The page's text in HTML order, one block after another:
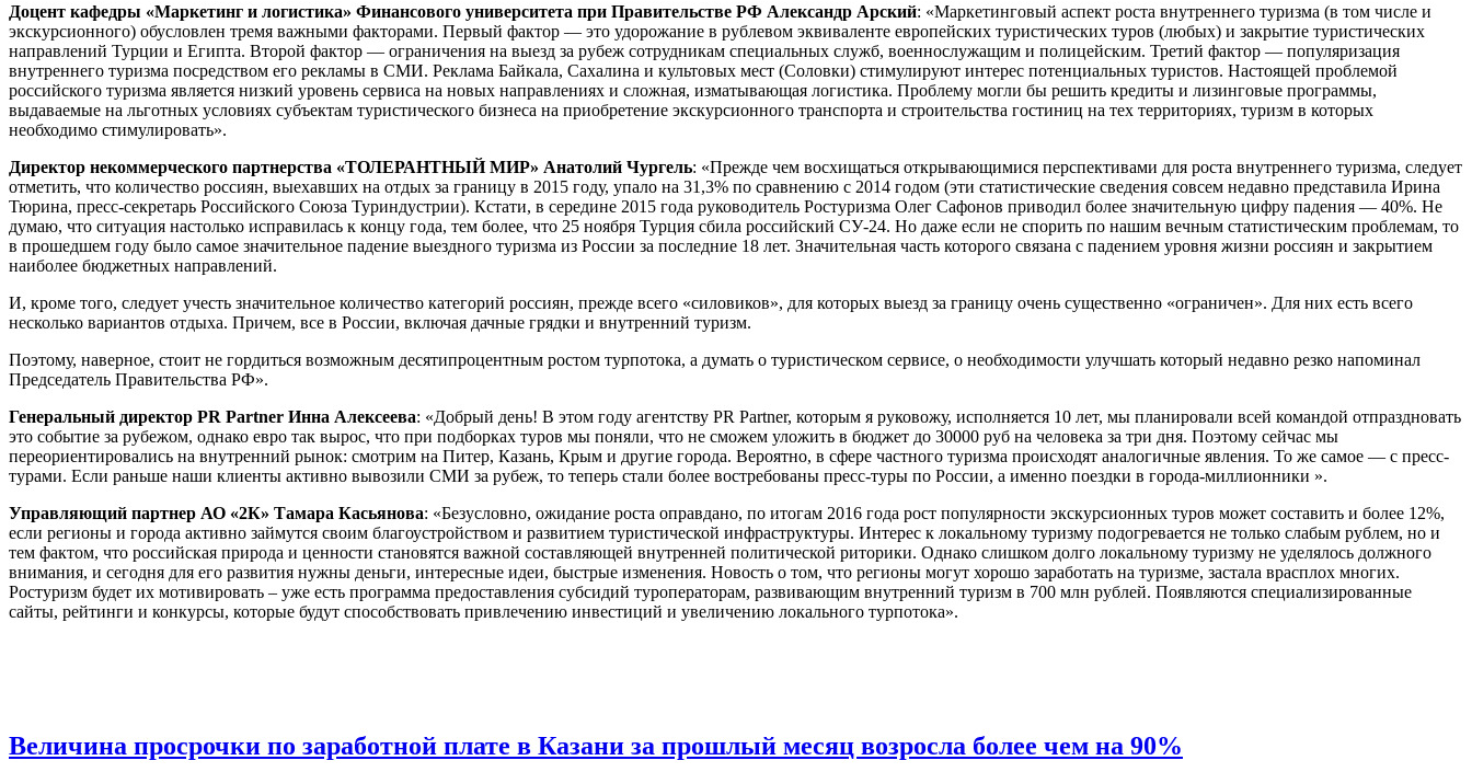
Доцент кафедры «Маркетинг и логистика» Финансового университета при Правительстве РФ Александр Арский: «Маркетинговый аспект роста внутреннего туризма (в том числе и
экскурсионного) обусловлен тремя важными факторами. Первый фактор — это удорожание в рублевом эквиваленте европейских туристических туров (любых) и закрытие туристических
направлений Турции и Египта. Второй фактор — ограничения на выезд за рубеж сотрудникам специальных служб, военнослужащим и полицейским. Третий фактор — популяризация
внутреннего туризма посредством его рекламы в СМИ. Реклама Байкала, Сахалина и культовых мест (Соловки) стимулируют интерес потенциальных туристов. Настоящей проблемой
российского туризма является низкий уровень сервиса на новых направлениях и сложная, изматывающая логистика. Проблему могли бы решить кредиты и лизинговые программы,
выдаваемые на льготных условиях субъектам туристического бизнеса на приобретение экскурсионного транспорта и строительства гостиниц на тех территориях, туризм в которых
необходимо стимулировать».
Директор некоммерческого партнерства «ТОЛЕРАНТНЫЙ МИР» Анатолий Чургель: «Прежде чем восхищаться открывающимися перспективами для роста внутреннего туризма, следует
отметить, что количество россиян, выехавших на отдых за границу в 2015 году, упало на 31,3% по сравнению с 2014 годом (эти статистические сведения совсем недавно представила Ирина
Тюрина, пресс-секретарь Российского Союза Туриндустрии). Кстати, в середине 2015 года руководитель Ростуризма Олег Сафонов приводил более значительную цифру падения — 40%. Не
думаю, что ситуация настолько исправилась к концу года, тем более, что 25 ноября Турция сбила российский СУ-24. Но даже если не спорить по нашим вечным статистическим проблемам, то
в прошедшем году было самое значительное падение выездного туризма из России за последние 18 лет. Значительная часть которого связана с падением уровня жизни россиян и закрытием
наиболее бюджетных направлений.
И, кроме того, следует учесть значительное количество категорий россиян, прежде всего «силовиков», для которых выезд за границу очень существенно «ограничен». Для них есть всего
несколько вариантов отдыха. Причем, все в России, включая дачные грядки и внутренний туризм.
Поэтому, наверное, стоит не гордиться возможным десятипроцентным ростом турпотока, а думать о туристическом сервисе, о необходимости улучшать который недавно резко напоминал
Председатель Правительства РФ».
Генеральный директор PR Partner Инна Алексеева: «Добрый день! В этом году агентству PR Partner, которым я руковожу, исполняется 10 лет, мы планировали всей командой отпраздновать
это событие за рубежом, однако евро так вырос, что при подборках туров мы поняли, что не сможем уложить в бюджет до 30000 руб на человека за три дня. Поэтому сейчас мы
переориентировались на внутренний рынок: смотрим на Питер, Казань, Крым и другие города. Вероятно, в сфере частного туризма происходят аналогичные явления. То же самое — с пресс-
турами. Если раньше наши клиенты активно вывозили СМИ за рубеж, то теперь стали более востребованы пресс-туры по России, а именно поездки в города-миллионники ».
Управляющий партнер АО «2К» Тамара Касьянова: «Безусловно, ожидание роста оправдано, по итогам 2016 года рост популярности экскурсионных туров может составить и более 12%,
если регионы и города активно займутся своим благоустройством и развитием туристической инфраструктуры. Интерес к локальному туризму подогревается не только слабым рублем, но и
тем фактом, что российская природа и ценности становятся важной составляющей внутренней политической риторики. Однако слишком долго локальному туризму не уделялось должного
внимания, и сегодня для его развития нужны деньги, интересные идеи, быстрые изменения. Новость о том, что регионы могут хорошо заработать на туризме, застала врасплох многих.
Ростуризм будет их мотивировать – уже есть программа предоставления субсидий туроператорам, развивающим внутренний туризм в 700 млн рублей. Появляются специализированные
сайты, рейтинги и конкурсы, которые будут способствовать привлечению инвестиций и увеличению локального турпотока».
Величина просрочки по заработной плате в Казани за прошлый месяц возросла более чем на 90%